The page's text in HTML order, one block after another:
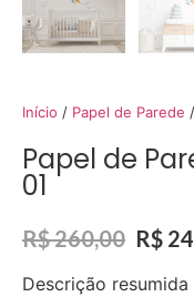
Início / Papel de Parede
Papel de
01
R$260,00 R$
Descrição